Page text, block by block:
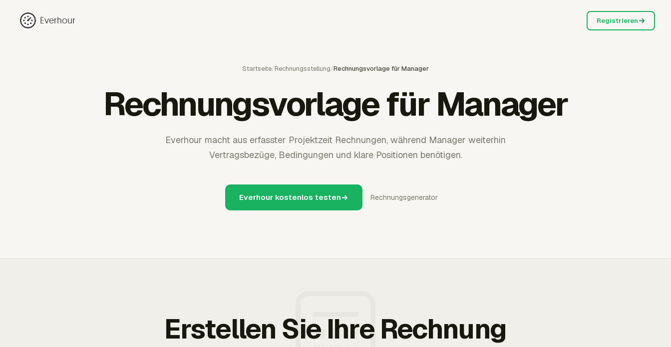
Everhour Registrieren
Startseite/Rechnungsstellung/Rechnungsvorlage für Manager
Rechnungsvorlage für Manager
Everhour macht aus erfasster Projektzeit Rechnungen, während Manager weiterhin
Vertragsbezüge, Bedingungen und klare Positionen benötigen.
Everhour kostenlos testen Rechnungsgenerator
Erstellen Sie Ihre Rechnung